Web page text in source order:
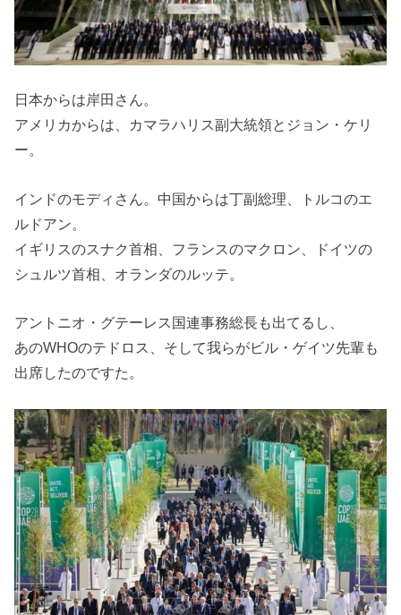
日本からは岸田さん。
アメリカからは、カマラハリス副大統領とジョン・ケリ
ー。
インドのモディさん。中国からは丁副総理、トルコのエ
ルドアン。
イギリスのスナク首相、フランスのマクロン、ドイツの
シュルツ首相、オランダのルッテ。
アントニオ・グテーレス国連事務総長も出てるし、
あのWHOのテドロス、そして我らがビル・ゲイツ先輩も
出席したのですた。